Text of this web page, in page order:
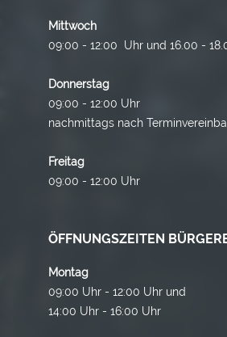
Mittwoch
09:00 - 12:00 Uhr und 16.00 -
Donnerstag
09:00 - 12:00 Uhr
nachmittags nach
Freitag
09:00 - 12:00 Uhr
ÖFFNUNGSZEITEN
Montag
09:00 Uhr - 12:00 Uhr und
14:00 Uhr - 16:00 Uhr